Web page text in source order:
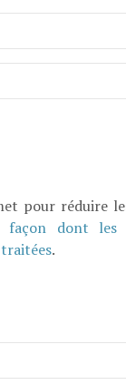
pour réduire
dont les
.